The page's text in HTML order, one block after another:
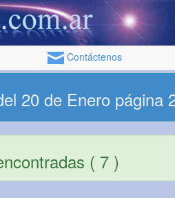
Contáctenos
20 de Enero página
( 7 )